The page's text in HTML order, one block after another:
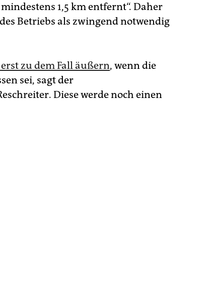
1,5 km entfernt“. Daher
Betriebs als zwingend notwendig
zu dem Fall äußern, wenn die
sei, sagt der
Diese werde noch einen